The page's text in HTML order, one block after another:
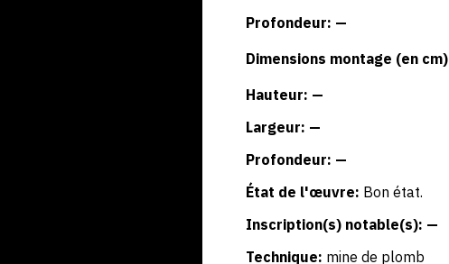
Profondeur: —
Dimensions montage (en cm)
Hauteur: —
Largeur: —
Profondeur: —
État de l'œuvre: Bon état.
Inscription(s) notable(s): —
Technique: mine de plomb